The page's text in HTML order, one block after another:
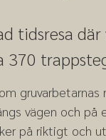
tidsresa
370
vägen och på
på riktigt och